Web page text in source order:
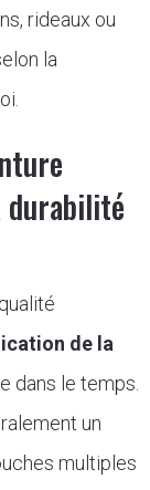
rideaux ou
la
de la
dans le temps.
un
multiples